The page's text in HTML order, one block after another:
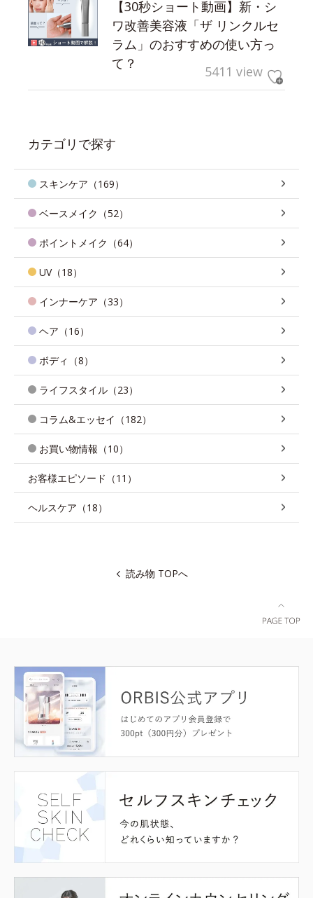
【30秒ショート動画】新・シ
ワ改善美容液「ザ リンクルセ
ラム」のおすすめの使い方っ
て？
5411 view
カテゴリで探す
スキンケア（169）
ベースメイク（52）
ポイントメイク（64）
UV（18）
インナーケア（33）
ヘア（16）
ボディ（8）
ライフスタイル（23）
コラム&エッセイ（182）
お買い物情報（10）
お客様エピソード（11）
ヘルスケア（18）
読み物 TOPへ